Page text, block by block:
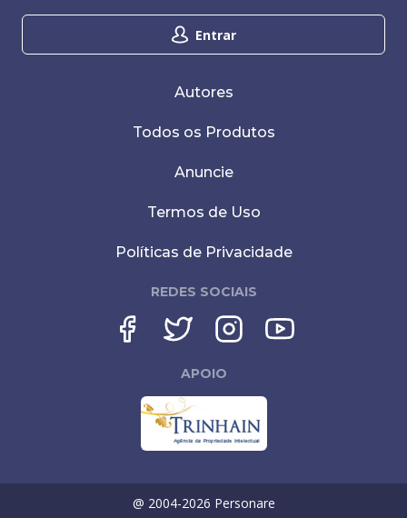
Entrar
Autores
Todos os Produtos
Anuncie
Termos de Uso
Políticas de Privacidade
REDES SOCIAIS
APOIO
@ 2004-2026 Personare